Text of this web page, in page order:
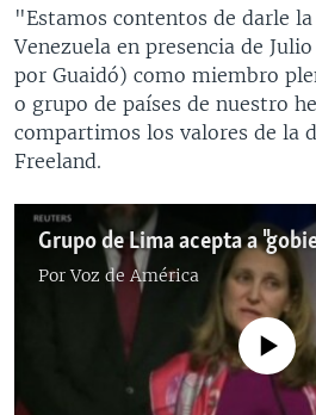
"Estamos contentos de darle
Venezuela en presencia de
por Guaidó) como miembro
o grupo de países de nuestro
compartimos los valores de la
Freeland.
PorVoz de América
No media source